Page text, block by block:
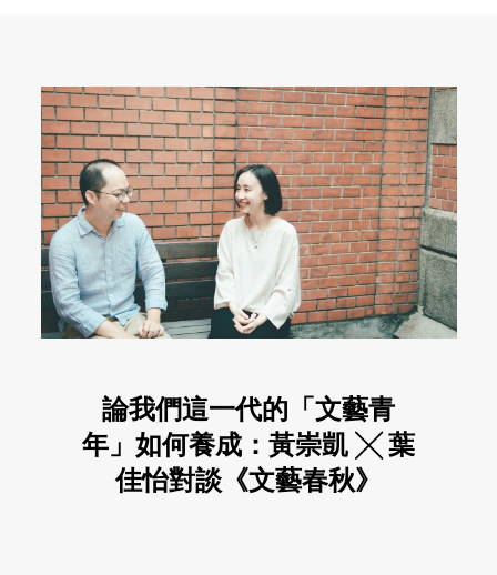
論我們這一代的「文藝青
年」如何養成：黃崇凱 ╳ 葉
佳怡對談《文藝春秋》